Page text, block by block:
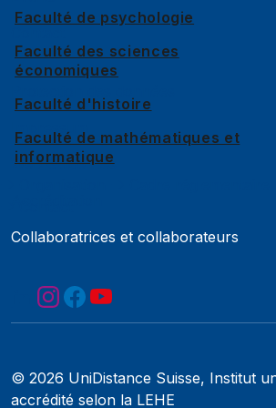
Faculté de psychologie
Faculté des sciences
économiques
Faculté d'histoire
Faculté de mathématiques et
informatique
Web Guidelines
Collaboratrices et collaborateurs
© 2026 UniDistance Suisse, Institut
accrédité selon la LEHE